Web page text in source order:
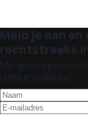
Meld je aan
rechtstreeks
Mis geen
unieke updates!